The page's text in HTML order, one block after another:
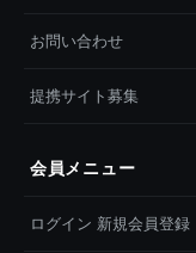
お問い合わせ
提携サイト募集
会員メニュー
ログイン 新規会員登録